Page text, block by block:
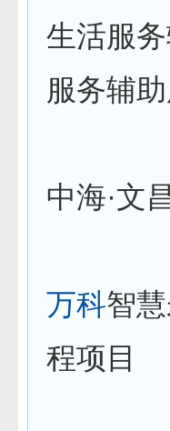
生活服
服务辅
中海·文
万科智
程项目